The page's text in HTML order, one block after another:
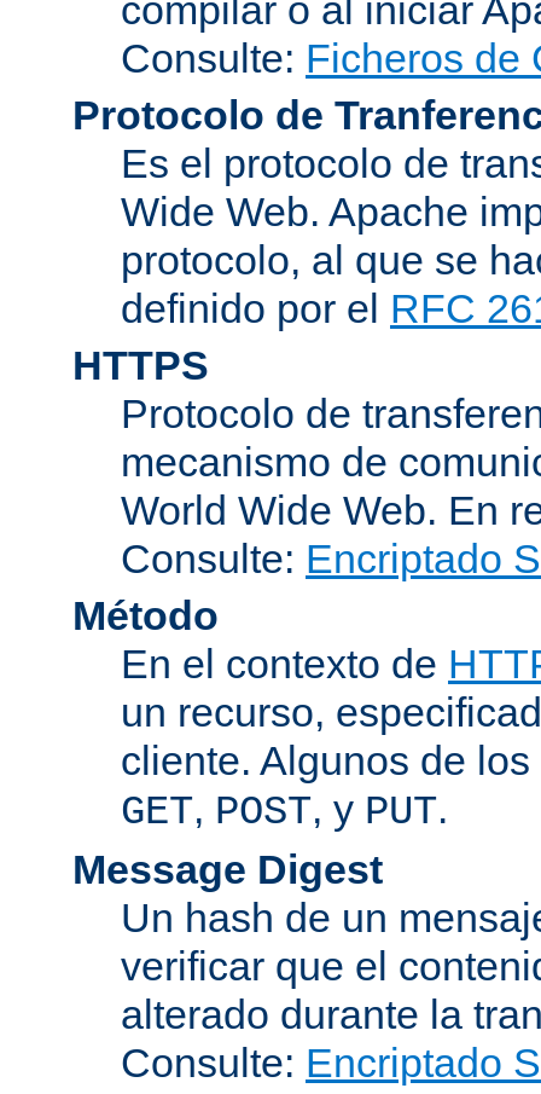
compilar o al iniciar
Consulte: Ficheros de
Protocolo de
Es el protocolo de
Wide Web. Apache
protocolo, al que se
definido por el RFC
HTTPS
Protocolo de
mecanismo de
World Wide Web. En
Consulte: Encriptado
Método
En el contexto de
un recurso,
cliente. Algunos de
GET, POST, y PUT.
Message Digest
Un hash de un
verificar que el
alterado durante la
Consulte: Encriptado